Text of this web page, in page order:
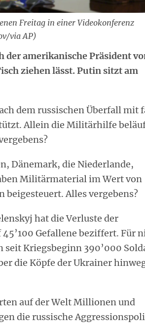
Freitag in einer Videokonferenz
via AP)
der amerikanische Präsident
ziehen lässt. Putin sitzt am
dem russischen Überfall mit
Allein die Militärhilfe
Dänemark, die Niederlande,
Militärmaterial im Wert von
Alles vergebens?
hat die Verluste der
Gefallene beziffert. Für
seit Kriegsbeginn 390’000
die Köpfe der Ukrainer
auf der Welt Millionen und
die russische